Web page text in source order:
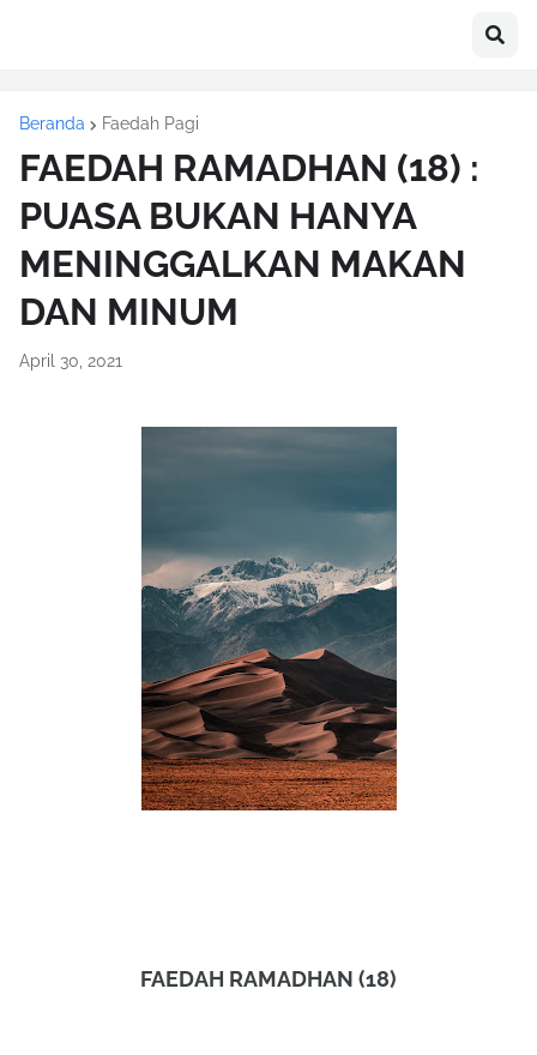
Beranda Faedah Pagi
FAEDAH RAMADHAN (18) :
PUASA BUKAN HANYA
MENINGGALKAN MAKAN
DAN MINUM
April 30, 2021
FAEDAH RAMADHAN (18)